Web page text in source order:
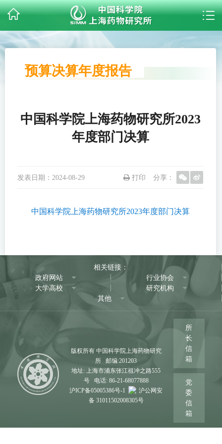
预算决算年度报告
中国科学院上海药物研究所2023
年度部门决算
发表日期： 2024-08-29 分享：
打印
中国科学院上海药物研究所2023年度部门决算
相关链接：
政府网站
行业协会
大学高校
研究机构
其他
版权所有 中国科学院上海药物研究
所 邮编:201203
地址: 上海市浦东张江祖冲之路555
号 电话: 86-21-68077888
沪ICP备05005386号-1
沪公网安
备 31011502008305号
所
长
信
箱
党
委
信
箱